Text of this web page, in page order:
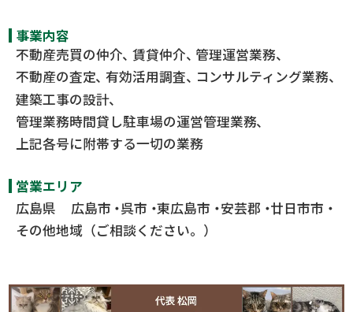
事業内容
不動産売買の仲介 賃貸仲介 管理運営業務
不動産の査定 有効活用調査
コンサルティング業務
建築工事の設計
管理業務時間貸し駐車場の運営管理業務
上記各号に附帯する一切の業務
営業エリア
広島県
広島市 呉市 東広島市 安芸郡 廿日市市
その他地域（ご相談ください。）